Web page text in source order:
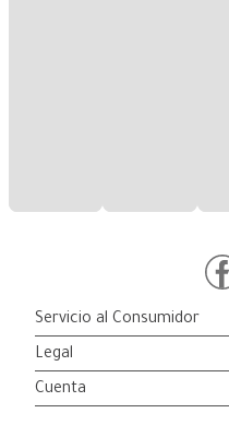
Servicio al Consumidor
Legal
Cuenta